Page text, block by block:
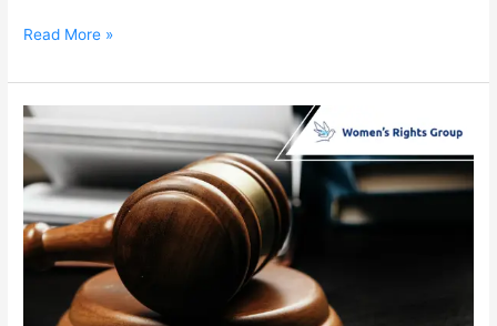
Read More »
Demanda
por
agresión
sexual
presentada
contra
Sean